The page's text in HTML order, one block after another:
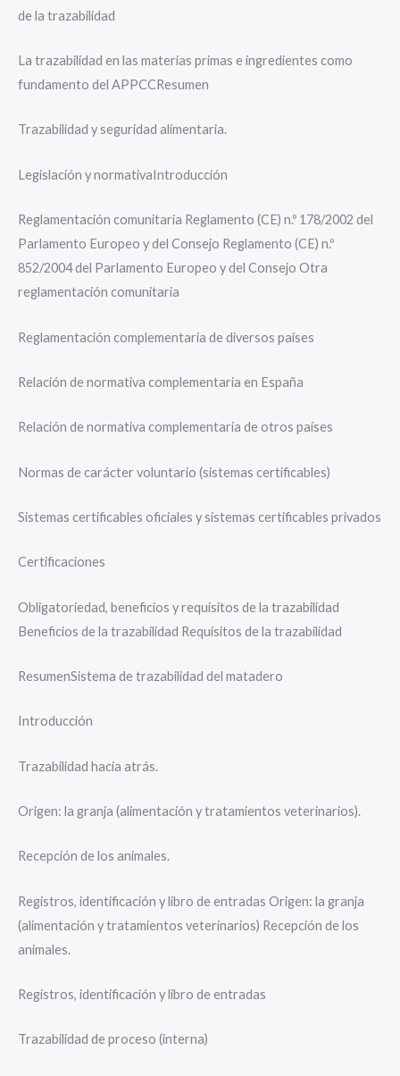
de la trazabilidad
La trazabilidad en las materias primas e ingredientes como
fundamento del APPCCResumen
Trazabilidad y seguridad alimentaria.
Legislación y normativaIntroducción
Reglamentación comunitaria Reglamento (CE) n.º 178/2002 del
Parlamento Europeo y del Consejo Reglamento (CE) n.º
852/2004 del Parlamento Europeo y del Consejo Otra
reglamentación comunitaria
Reglamentación complementaria de diversos países
Relación de normativa complementaria en España
Relación de normativa complementaria de otros países
Normas de carácter voluntario (sistemas certificables)
Sistemas certificables oficiales y sistemas certificables privados
Certificaciones
Obligatoriedad, beneficios y requisitos de la trazabilidad
Beneficios de la trazabilidad Requisitos de la trazabilidad
ResumenSistema de trazabilidad del matadero
Introducción
Trazabilidad hacia atrás.
Origen: la granja (alimentación y tratamientos veterinarios).
Recepción de los animales.
Registros, identificación y libro de entradas Origen: la granja
(alimentación y tratamientos veterinarios) Recepción de los
animales.
Registros, identificación y libro de entradas
Trazabilidad de proceso (interna)